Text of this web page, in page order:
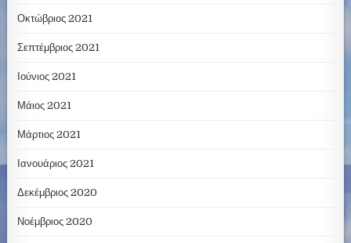
Οκτώβριος 2021
Σεπτέμβριος 2021
Ιούνιος 2021
Μάιος 2021
Μάρτιος 2021
Ιανουάριος 2021
Δεκέμβριος 2020
Νοέμβριος 2020